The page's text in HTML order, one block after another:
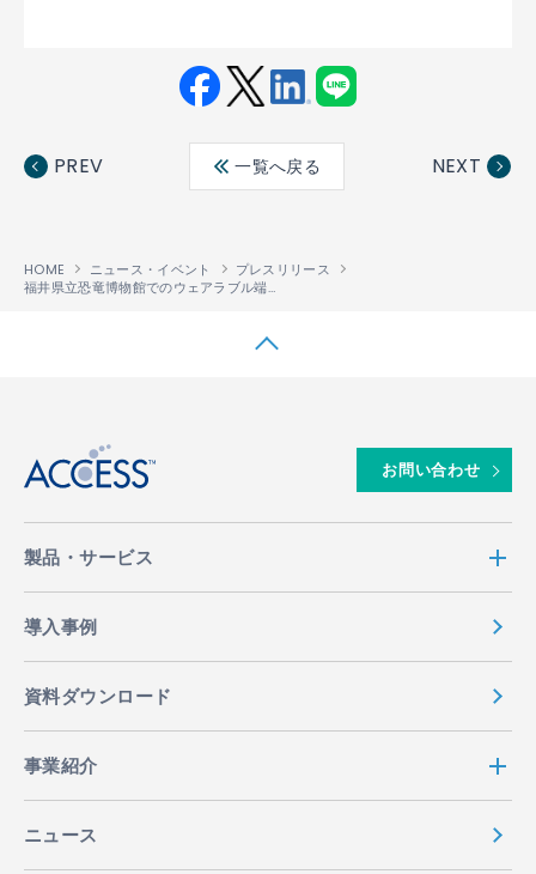
ebo ter
edin
PREV 一覧へ戻る NEXT
HOME ニュース・イベント
プレスリリース
福井県立恐竜博物館でのウェアラブル端末を使った実証実験に、位置連動型コンテンツ配信ソリューション 「ACCESS
お問い合わせ
製品・サービス
導入事例
資料ダウンロード
事業紹介
ニュース